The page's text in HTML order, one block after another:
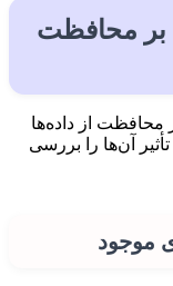
بر محافظت
محافظت از داده‌ها
آن‌ها را بررسی